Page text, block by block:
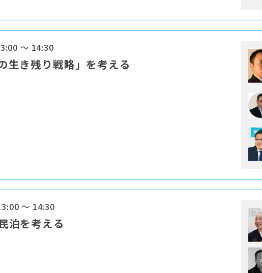
～ 14:30
生き残り戦略」を考える
～ 14:30
泊を考える